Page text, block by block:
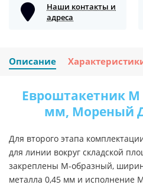
Наши контакты и
адреса
Описание
Евроштакетник М
мм, Мореный
Для второго этапа
для линии вокруг складской
закреплены М-образный,
металла 0,45 мм и исполнение